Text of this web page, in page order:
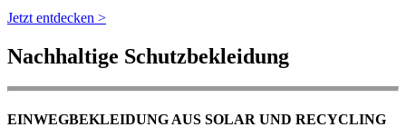
Jetzt entdecken >
Nachhaltige Schutzbekleidung
EINWEGBEKLEIDUNG AUS SOLAR UND RECYCLING